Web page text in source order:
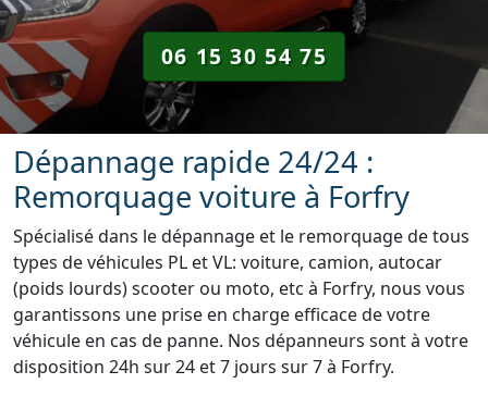
06 15 30 54 75
Dépannage rapide 24/24 :
Remorquage voiture à Forfry
Spécialisé dans le dépannage et le remorquage de tous
types de véhicules PL et VL: voiture, camion, autocar
(poids lourds) scooter ou moto, etc à Forfry, nous vous
garantissons une prise en charge efficace de votre
véhicule en cas de panne. Nos dépanneurs sont à votre
disposition 24h sur 24 et 7 jours sur 7 à Forfry.